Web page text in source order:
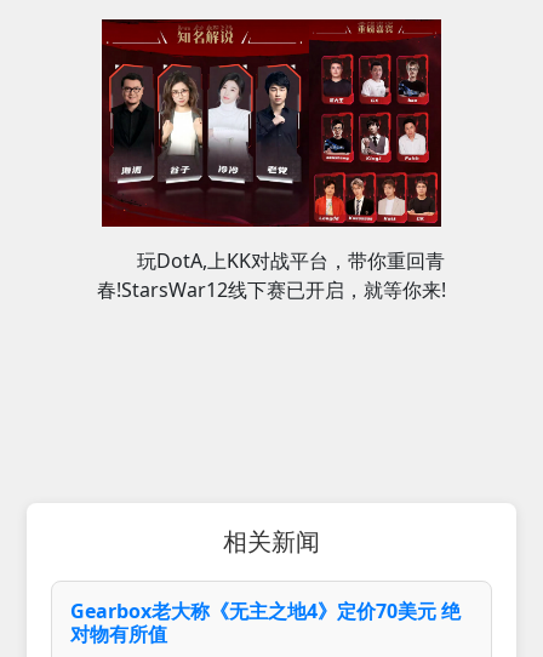
玩DotA,上KK对战平台，带你重回青
春!StarsWar12线下赛已开启，就等你来!
相关新闻
Gearbox老大称《无主之地4》定价70美元 绝
对物有所值